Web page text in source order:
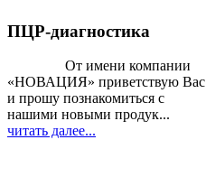
ПЦР-диагностика
От имени компании
«НОВАЦИЯ» приветствую Вас
и прошу познакомиться с
нашими новыми продук...
читать далее...